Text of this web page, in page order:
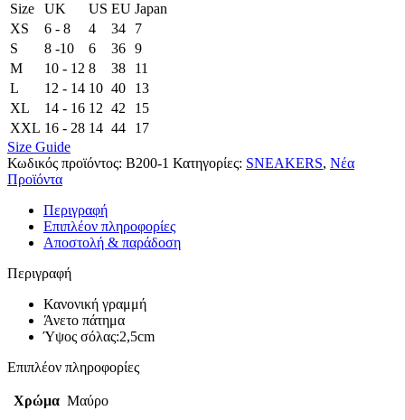
Size UK US EU Japan
XS
6 - 8 4 34
7
S
8 -10 6 36 9
M
10 - 12 8 38
11
L
12 - 14 10 40
13
XL
14 - 16 12 42
15
XXL 16 - 28 14 44
17
Size Guide
Κωδικός προϊόντος: B200-1 Κατηγορίες: SNEAKERS, Νέα
Προϊόντα
Περιγραφή
Επιπλέον πληροφορίες
Αποστολή & παράδοση
Περιγραφή
Κανονική γραμμή
Άνετο πάτημα
Ύψος σόλας:2,5cm
Επιπλέον πληροφορίες
Χρώμα Μαύρο